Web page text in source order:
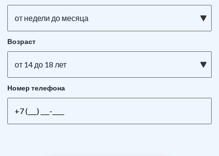
от недели до месяца
Возраст
от 14 до 18 лет
Номер телефона